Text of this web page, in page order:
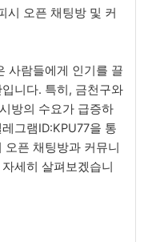
시 오픈 채팅방 및 커
사람들에게 인기를 끌
니다. 특히, 금천구와
방의 수요가 급증하
그램ID:KPU77을 통
픈 채팅방과 커뮤니
세히 살펴보겠습니